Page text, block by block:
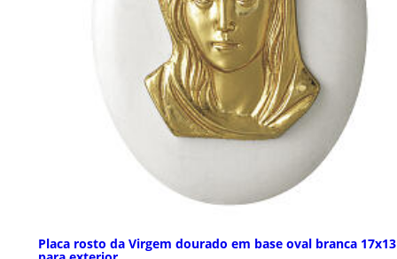
Placa rosto da Virgem dourado em base oval branca